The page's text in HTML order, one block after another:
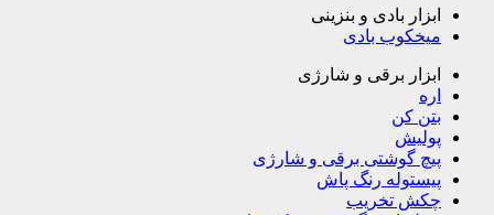
ابزار بادی و بنزینی
میخکوب بادی
ابزار برقی و شارژی
اره
بتن کن
پولیش
پیچ گوشتی برقی و شارژی
پیستوله رنگ پاش
چکش تخریب